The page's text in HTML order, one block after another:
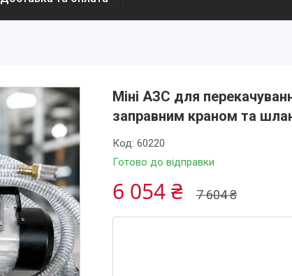
Міні АЗС для
заправним краном та
Готово до відправки
Код: 60220
7 604 ₴
6 054 ₴